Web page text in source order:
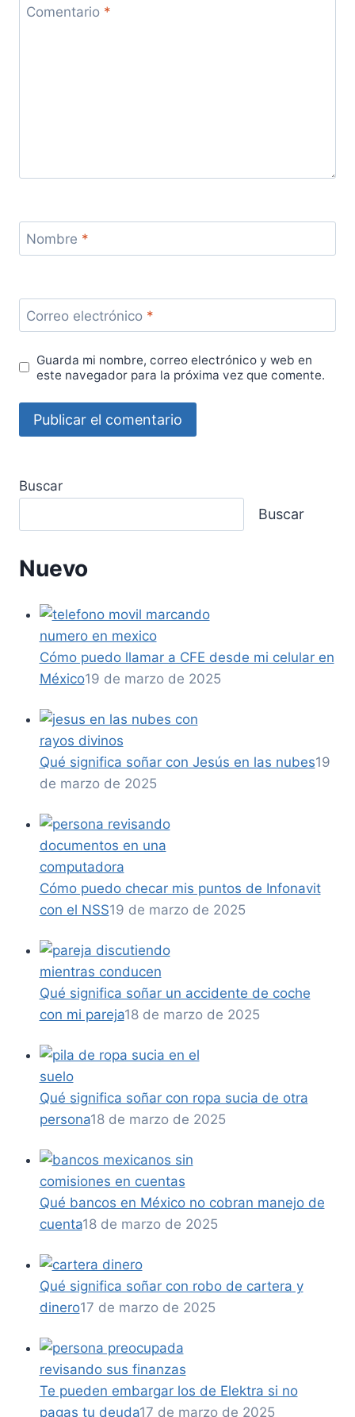
Comentario *
Nombre *
Correo electrónico *
Guarda mi nombre, correo electrónico y web en
este navegador para la próxima vez que comente.
Buscar
Buscar
Nuevo
Cómo puedo llamar a CFE desde mi celular en
México19 de marzo de 2025
Qué significa soñar con Jesús en las nubes19
de marzo de 2025
Cómo puedo checar mis puntos de Infonavit
con el NSS19 de marzo de 2025
Qué significa soñar un accidente de coche
con mi pareja18 de marzo de 2025
Qué significa soñar con ropa sucia de otra
persona18 de marzo de 2025
Qué bancos en México no cobran manejo de
cuenta18 de marzo de 2025
Qué significa soñar con robo de cartera y
dinero17 de marzo de 2025
Te pueden embargar los de Elektra si no
pagas tu deuda17 de marzo de 2025